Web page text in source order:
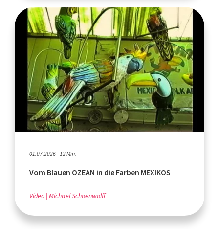
01.07.2026 - 12 Min.
Vom Blauen OZEAN in die Farben MEXIKOS
Video Michael Schoenwolff